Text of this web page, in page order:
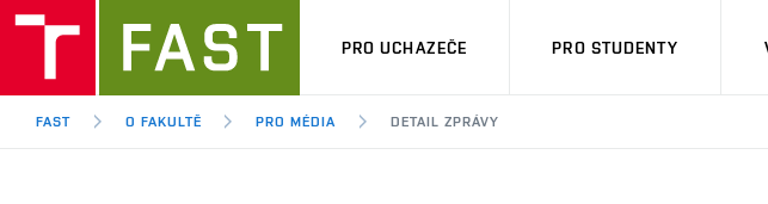
PRO UCHAZEČE PRO STUDENTY
FAST O FAKULTĚ PRO MÉDIA DETAIL ZPRÁVY